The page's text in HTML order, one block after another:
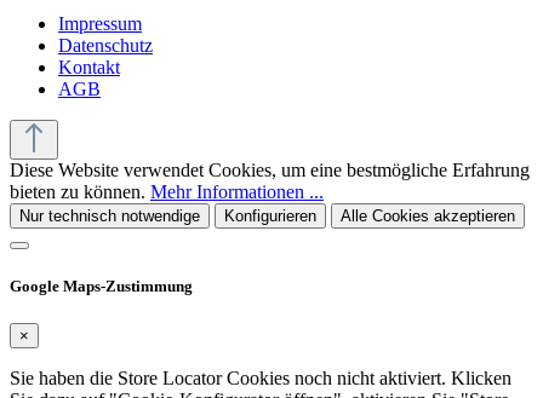
Impressum
Datenschutz
Kontakt
AGB
Diese Website verwendet Cookies, um eine bestmögliche Erfahrung
bieten zu können. Mehr Informationen ...
Nur technisch notwendige Konfigurieren Alle Cookies akzeptieren
Google Maps-Zustimmung
×
Sie haben die Store Locator Cookies noch nicht aktiviert. Klicken